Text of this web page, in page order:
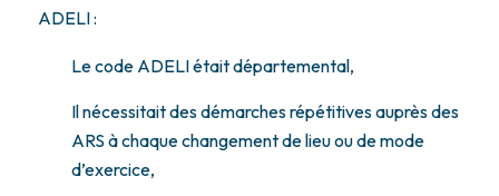
ADELI :
Le code ADELI était départemental,
Il nécessitait des démarches répétitives auprès des
ARS à chaque changement de lieu ou de mode
d’exercice,